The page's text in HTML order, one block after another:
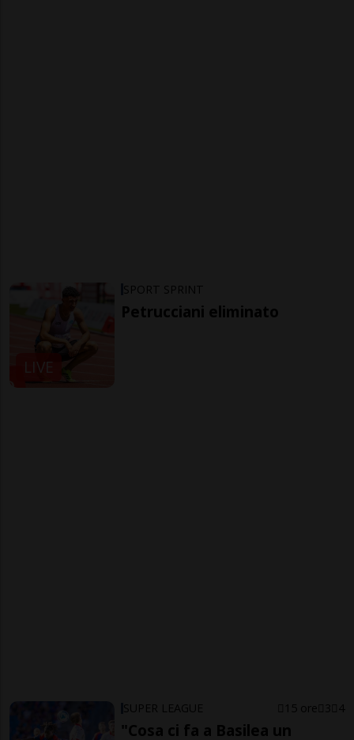
LIVE
SPORT SPRINT
Petrucciani eliminato
SUPER LEAGUE 15 ore 3 4
"Cosa ci fa a Basilea un